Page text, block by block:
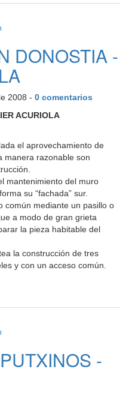
DONOSTIA -
2008 - 0 comentarios
ACURIOLA
el aprovechamiento de
manera razonable son
mantenimiento del muro
su “fachada” sur.
común mediante un pasillo o
a modo de gran grieta
la pieza habitable del
la construcción de tres
y con un acceso común.
-